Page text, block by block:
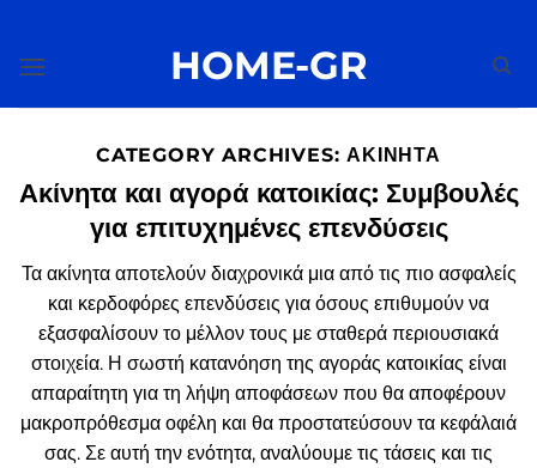
περιεχόμενο
HOME-GR
CATEGORY ARCHIVES:ΑΚΊΝΗΤΑ
Ακίνητα και αγορά κατοικίας: Συμβουλές
για επιτυχημένες επενδύσεις
Τα ακίνητα αποτελούν διαχρονικά μια από τις πιο ασφαλείς
και κερδοφόρες επενδύσεις για όσους επιθυμούν να
εξασφαλίσουν το μέλλον τους με σταθερά περιουσιακά
στοιχεία. Η σωστή κατανόηση της αγοράς κατοικίας είναι
απαραίτητη για τη λήψη αποφάσεων που θα αποφέρουν
μακροπρόθεσμα οφέλη και θα προστατεύσουν τα κεφάλαιά
σας. Σε αυτή την ενότητα, αναλύουμε τις τάσεις και τις